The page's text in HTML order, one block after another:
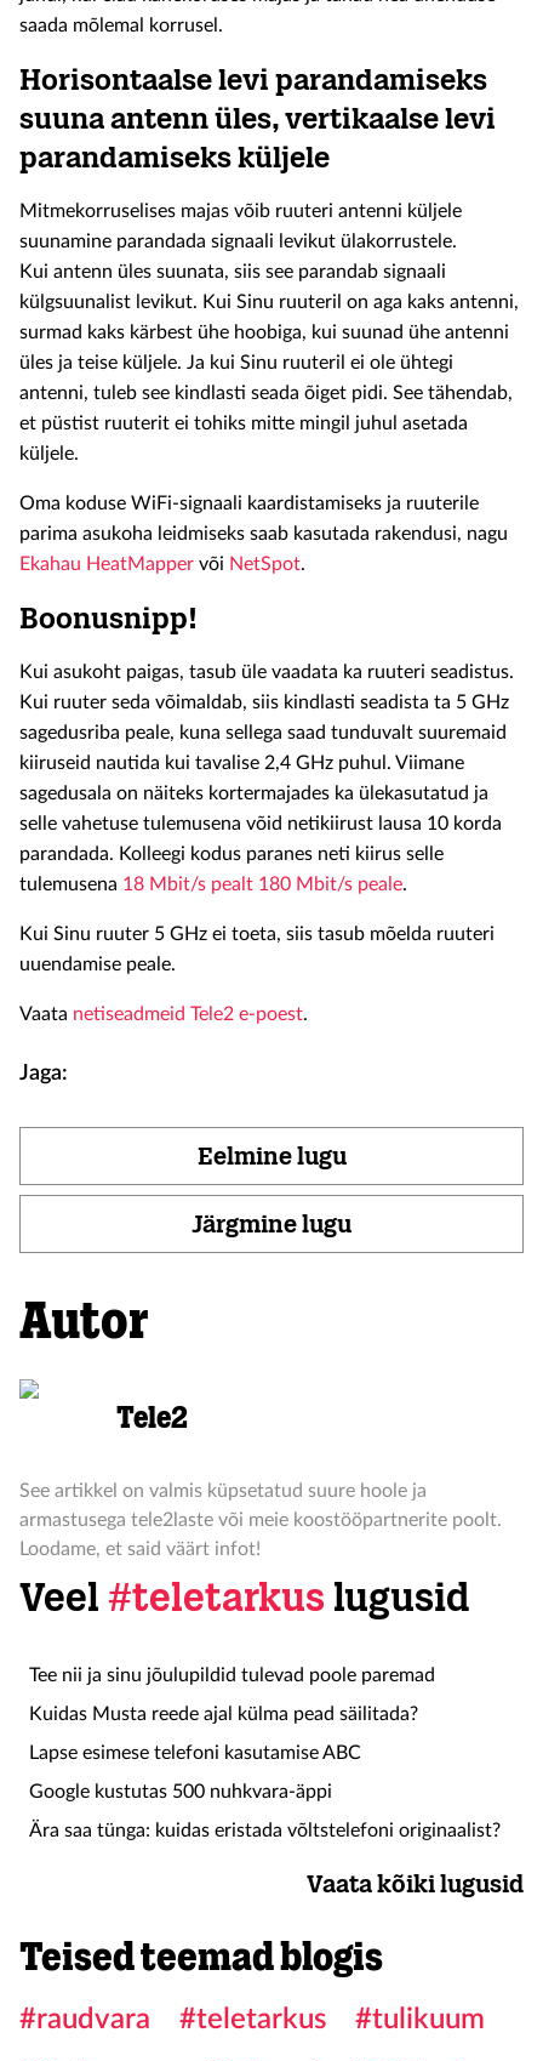
saada mõlemal korrusel.
Horisontaalse levi parandamiseks
suuna antenn üles, vertikaalse levi
parandamiseks küljele
Mitmekorruselises majas võib ruuteri antenni küljele
suunamine parandada signaali levikut ülakorrustele.
Kui antenn üles suunata, siis see parandab signaali
külgsuunalist levikut. Kui Sinu ruuteril on aga kaks antenni,
surmad kaks kärbest ühe hoobiga, kui suunad ühe antenni
üles ja teise küljele. Ja kui Sinu ruuteril ei ole ühtegi
antenni, tuleb see kindlasti seada õiget pidi. See tähendab,
et püstist ruuterit ei tohiks mitte mingil juhul asetada
küljele.
Oma koduse WiFi-signaali kaardistamiseks ja ruuterile
parima asukoha leidmiseks saab kasutada rakendusi, nagu
Ekahau HeatMapper või NetSpot.
Boonusnipp!
Kui asukoht paigas, tasub üle vaadata ka ruuteri seadistus.
Kui ruuter seda võimaldab, siis kindlasti seadista ta 5 GHz
sagedusriba peale, kuna sellega saad tunduvalt suuremaid
kiiruseid nautida kui tavalise 2,4 GHz puhul. Viimane
sagedusala on näiteks kortermajades ka ülekasutatud ja
selle vahetuse tulemusena võid netikiirust lausa 10 korda
parandada. Kolleegi kodus paranes neti kiirus selle
tulemusena 18 Mbit/s pealt 180 Mbit/s peale.
Kui Sinu ruuter 5 GHz ei toeta, siis tasub mõelda ruuteri
uuendamise peale.
Vaata netiseadmeid Tele2 e-poest.
Jaga:
Eelmine lugu
Järgmine lugu
Autor
Tele2
See artikkel on valmis küpsetatud suure hoole ja
armastusega tele2laste või meie koostööpartnerite poolt.
Loodame, et said väärt infot!
Veel #teletarkus lugusid
Tee nii ja sinu jõulupildid tulevad poole paremad
Kuidas Musta reede ajal külma pead säilitada?
Lapse esimese telefoni kasutamise ABC
Google kustutas 500 nuhkvara-äppi
Ära saa tünga: kuidas eristada võltstelefoni originaalist?
Vaata kõiki lugusid
Teised teemad blogis
#raudvara #teletarkus
#tulikuum